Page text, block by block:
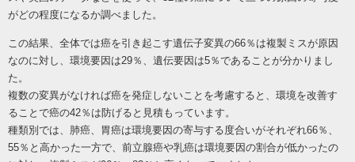
がどの程度になるか調べました。
この結果、全体では癌を引き起こす遺伝子変異の66％は複製ミスが原因
なのに対し、環境要因は29％、遺伝要因は5％であることが分かりまし
た。
複数の変異がなければ癌を発症しないことを考慮すると、環境を改善す
ることで癌の42％は防げると見積もっています。
種類別では、肺癌、胃癌は環境要因の寄与する度合いがそれぞれ66％、
55％と高かった一方で、前立腺癌や乳癌は環境要因の割合が低かったの